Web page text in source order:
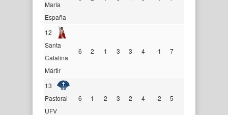
María
España
12
Santa
Catalina
Mártir
6 2 1 3 3 4 -1 7
13
Pastoral
UFV
6 1 2 3 2 4 -2 5